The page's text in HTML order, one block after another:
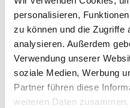
personalisieren,
zu können und die Zugriffe
analysieren. Außerdem
Verwendung unserer
soziale Medien, Werbung
Partner führen diese
weiteren Daten
schmucken Häuser am
sind in Limone das
die
malerischen Altstadt, die
Aufenthalts in Limone
6. Tag Heimreise
Nach einem letzten
wir heute den Gardasee
Mehr anzeigen